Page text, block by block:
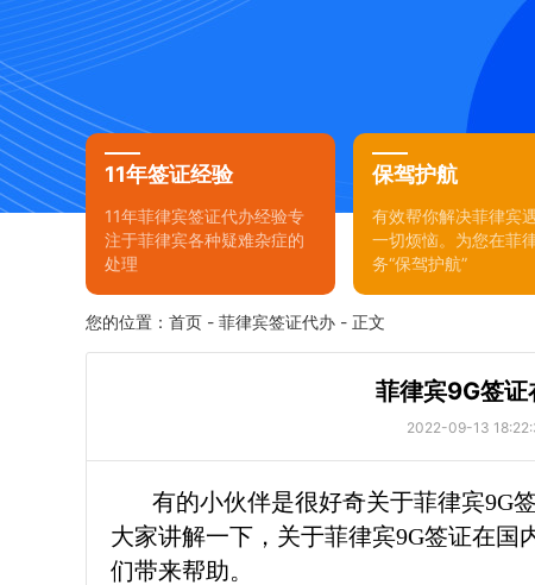
11年签证经验
11年菲律宾签证代办经验专
注于菲律宾各种疑难杂症的
处理
保驾护航
有效帮你解决菲律宾
一切烦恼。为您在菲
务“保驾护航”
您的位置： 首页 - 菲律宾签证代办 - 正文
菲律宾9G签证
2022-09-13
有的小伙伴是很好奇关于菲律宾9G
大家讲解一下，关于菲律宾9G签证在
们带来帮助。